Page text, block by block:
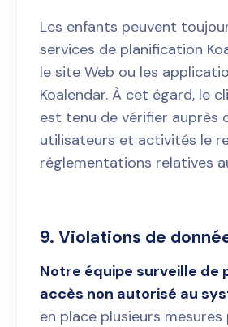
Les enfants peuvent
services de planification
le site Web ou les
Koalendar. À cet égard, le
est tenu de vérifier auprès
utilisateurs et activités le
réglementations relatives
9. Violations de
Notre équipe surveille de
accès non autorisé au
en place plusieurs